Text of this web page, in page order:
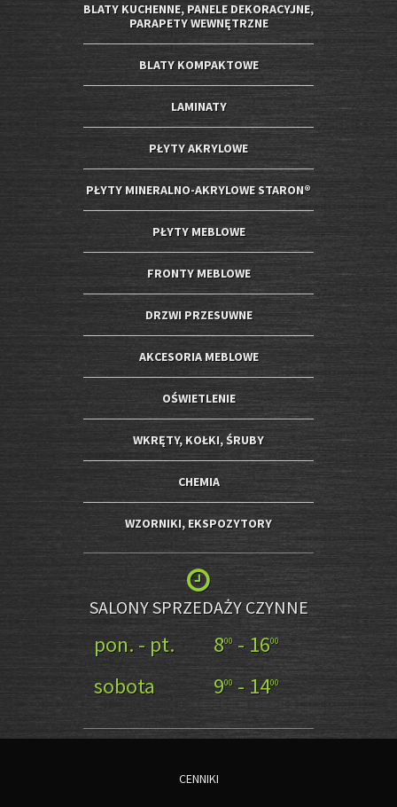
BLATY KUCHENNE, PANELE DEKORACYJNE,
PARAPETY WEWNĘTRZNE
BLATY KOMPAKTOWE
LAMINATY
PŁYTY AKRYLOWE
PŁYTY MINERALNO-AKRYLOWE STARON®
PŁYTY MEBLOWE
FRONTY MEBLOWE
DRZWI PRZESUWNE
AKCESORIA MEBLOWE
OŚWIETLENIE
WKRĘTY, KOŁKI, ŚRUBY
CHEMIA
WZORNIKI, EKSPOZYTORY
SALONY SPRZEDAŻY CZYNNE
pon. - pt. 800- 1600
sobota 900 - 1400
CENNIKI